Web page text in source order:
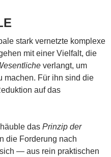
stark vernetzte komplexe
mit einer Vielfalt, die
verlangt, um
machen. Für ihn sind die
auf das
das Prinzip der
die Forderung nach
— aus rein praktischen